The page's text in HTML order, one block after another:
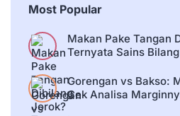
Most Popular
Makan Pake Tangan
Ternyata Sains
Gorengan vs Bakso:
Cek Analisa